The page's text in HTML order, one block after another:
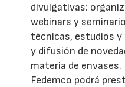
divulgativas:
webinars y
técnicas, estudios
y difusión de
materia de
Fedemco podrá